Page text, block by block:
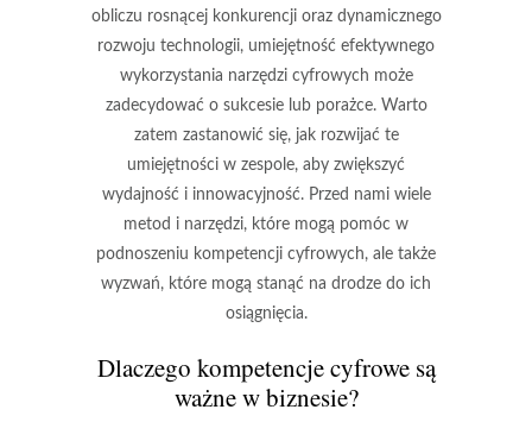
obliczu rosnącej konkurencji oraz dynamicznego
rozwoju technologii, umiejętność efektywnego
wykorzystania narzędzi cyfrowych może
zadecydować o sukcesie lub porażce. Warto
zatem zastanowić się, jak rozwijać te
umiejętności w zespole, aby zwiększyć
wydajność i innowacyjność. Przed nami wiele
metod i narzędzi, które mogą pomóc w
podnoszeniu kompetencji cyfrowych, ale także
wyzwań, które mogą stanąć na drodze do ich
osiągnięcia.
Dlaczego kompetencje cyfrowe są
ważne w biznesie?